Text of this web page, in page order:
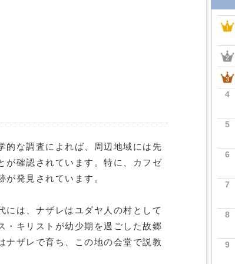
的な調査によれば、周辺地域には先
が確認されています。特に、カフゼ
発見されています。
には、ナザレはユダヤ人の村として
・キリストが幼少期を過ごした故郷
ナザレで育ち、この地の会堂で説教
4
5
6
7
8
9